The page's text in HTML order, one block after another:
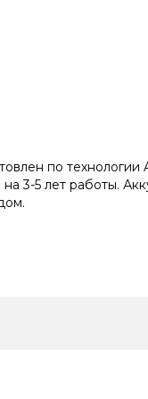
по
3-5 лет работы.